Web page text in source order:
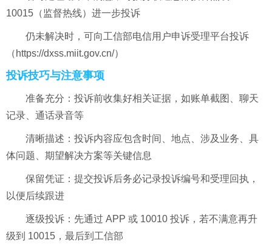
10015（监督热线）进一步投诉
仍未解决时，可向工信部电信用户申诉受理平台投诉
（https://dxss.miit.gov.cn/）
投诉技巧与注意事项
准备充分：投诉前收集好相关证据，如账单截图、聊天
记录、通话录音等
清晰描述：投诉内容应包含时间、地点、涉及业务、具
体问题、期望解决方案等关键信息
保留凭证：提交投诉后务必记录投诉编号和受理回执，
以便后续跟进
逐级投诉：先通过 APP 或 10010 投诉，若不满意再升
级到 10015，最后到工信部